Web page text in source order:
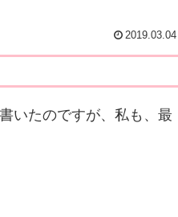
2019.03.04
いたのですが、私も、最